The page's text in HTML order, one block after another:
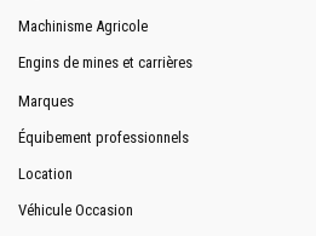
Machinisme Agricole
Engins de mines et carrières
Marques
Équibement professionnels
Location
Véhicule Occasion